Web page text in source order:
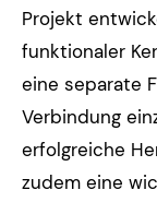
Projekt
funktionaler
eine separate
Verbindung
erfolgreiche
zudem eine